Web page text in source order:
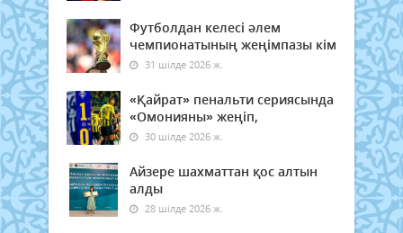
Футболдан келесі әлем
чемпионатының жеңімпазы кім
31 шілде 2026 ж.
«Қайрат» пенальти сериясында
«Омонияны» жеңіп,
30 шілде 2026 ж.
Айзере шахматтан қос алтын
алды
28 шілде 2026 ж.